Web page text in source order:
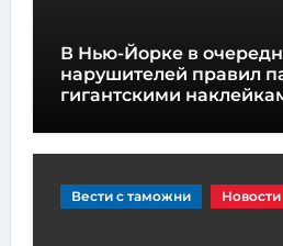
В Нью-Йорке в
нарушителей правил
гигантскими
Вести с таможни Новости